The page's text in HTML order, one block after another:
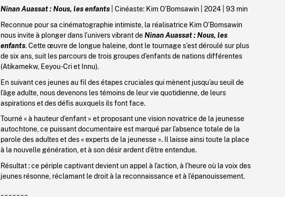
Ninan Auassat : Nous, les enfants| Cinéaste: Kim O’Bomsawin | 2024 | 93 min
Reconnue pour sa cinématographie intimiste, la réalisatrice Kim O’Bomsawin
nous invite à plonger dans l’univers vibrant deNinan Auassat :Nous, les
enfants. Cette œuvre de longue haleine, dont le tournage s’est déroulé sur plus
de six ans, suit les parcours de trois groupes d’enfants de nations différentes
(Atikamekw, Eeyou-Cri et Innu).
En suivant ces jeunes au fil des étapes cruciales qui mènent jusqu’au seuil de
l’âge adulte, nous devenons les témoins de leur vie quotidienne, de leurs
aspirations et des défis auxquels ils font face.
Tourné « à hauteur d’enfant » et proposant une vision novatrice de la jeunesse
autochtone, ce puissant documentaire est marqué par l’absence totale de la
parole des adultes et des « experts de la jeunesse ». Il laisse ainsi toute la place
à la nouvelle génération, et à son désir ardent d’être entendue.
Résultat : ce périple captivant devient un appel à l’action, à l’heure où la voix des
jeunes résonne, réclamant le droit à la reconnaissance et à l’épanouissement.